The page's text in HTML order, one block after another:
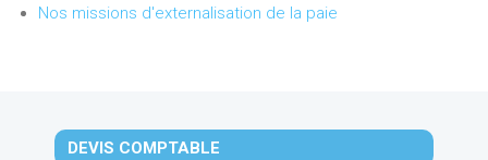
Nos missions d'externalisation de la paie
DEVIS COMPTABLE